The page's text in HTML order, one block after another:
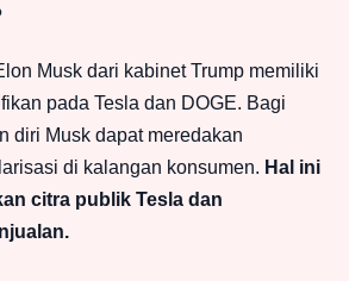
Musk dari kabinet Trump memiliki
pada Tesla dan DOGE. Bagi
diri Musk dapat meredakan
di kalangan konsumen. Hal ini
citra publik Tesla dan